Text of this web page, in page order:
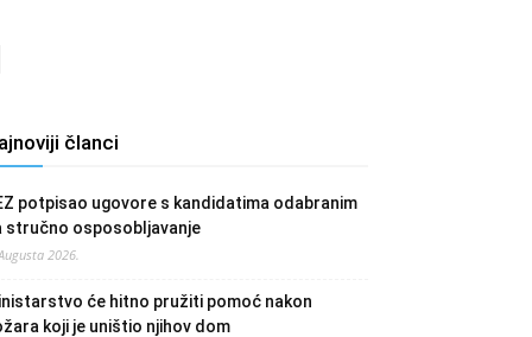
članci
potpisao ugovore s kandidatima odabranim
stručno osposobljavanje
2026.
će hitno pružiti pomoć nakon
koji je uništio njihov dom